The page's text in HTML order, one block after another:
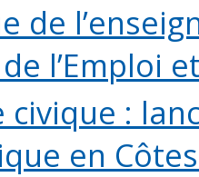
de
l’Emploi
civique :
en